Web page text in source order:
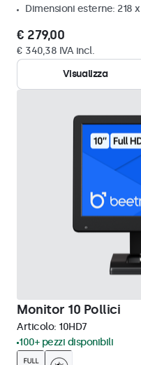
Dimensioni esterne: 218
€ 279,00
€ 340,38 IVA incl.
Visualizza
Monitor 10 Pollici
Articolo: 10HD7
100+ pezzi disponibili